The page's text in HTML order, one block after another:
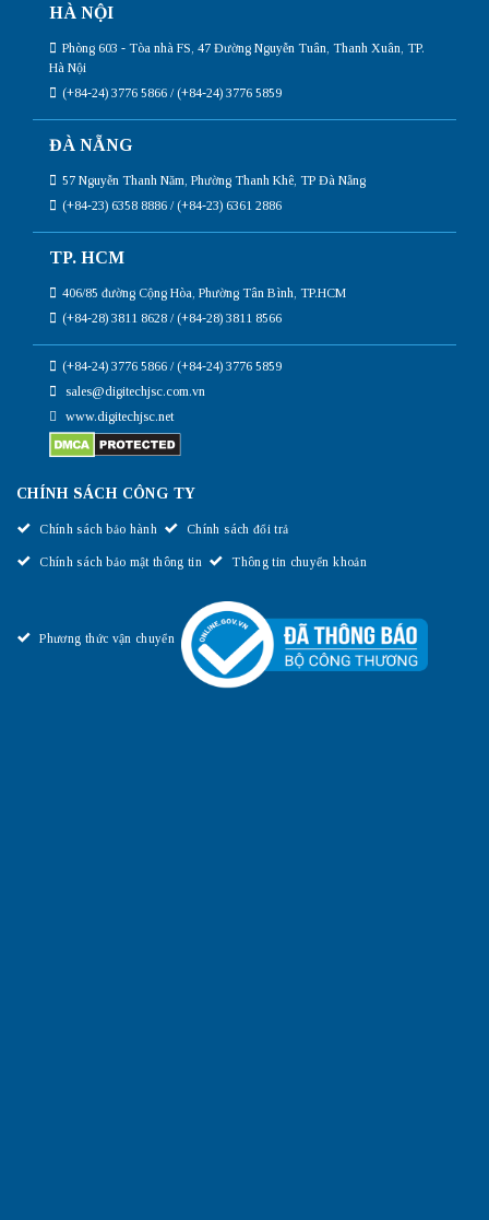
HÀ NỘI
Phòng 603 - Tòa nhà FS, 47 Đường Nguyễn Tuân, Thanh Xuân, TP.
Hà Nội
(+84-24) 3776 5866 / (+84-24) 3776 5859
ĐÀ NẴNG
57 Nguyễn Thanh Năm, Phường Thanh Khê, TP Đà Nẵng
(+84-23) 6358 8886 / (+84-23) 6361 2886
TP. HCM
406/85 đường Cộng Hòa, Phường Tân Bình, TP.HCM
(+84-28) 3811 8628 / (+84-28) 3811 8566
(+84-24) 3776 5866 / (+84-24) 3776 5859
sales@digitechjsc.com.vn
www.digitechjsc.net
CHÍNH SÁCH CÔNG TY
Chính sách bảo hành Chính sách đổi trả
Chính sách bảo mật thông tin Thông tin chuyển khoản
Phương thức vận chuyển